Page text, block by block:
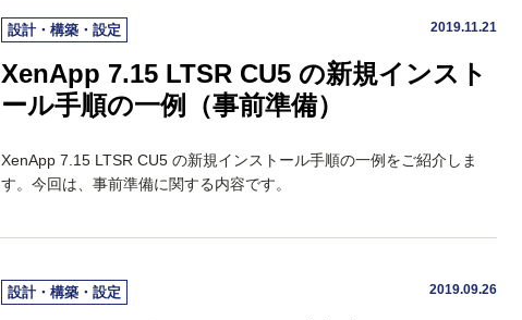
設計・構築・設定 2019.11.21
XenApp 7.15 LTSR CU5 の新規インスト
ール手順の一例（事前準備）
XenApp 7.15 LTSR CU5 の新規インストール手順の一例をご紹介しま
す。今回は、事前準備に関する内容です。
設計・構築・設定 2019.09.26